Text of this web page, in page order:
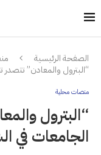
الصفحة الرئيسية
“البترول والمعادن”
منصات محلية
“البترول
الجامعات في